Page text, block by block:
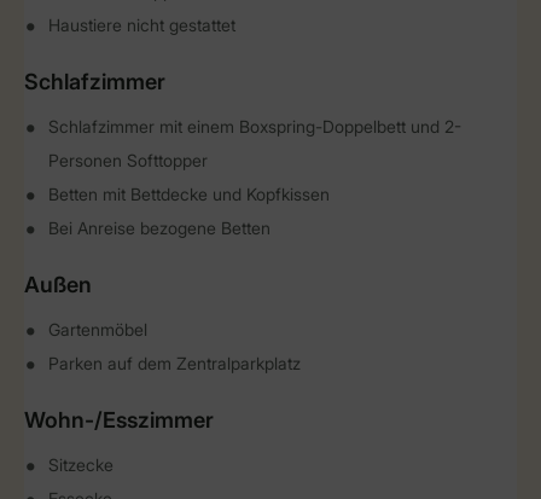
Haustiere nicht gestattet
Schlafzimmer
Schlafzimmer mit einem Boxspring-Doppelbett und 2-
Personen Softtopper
Betten mit Bettdecke und Kopfkissen
Bei Anreise bezogene Betten
Außen
Gartenmöbel
Parken auf dem Zentralparkplatz
Wohn-/Esszimmer
Sitzecke